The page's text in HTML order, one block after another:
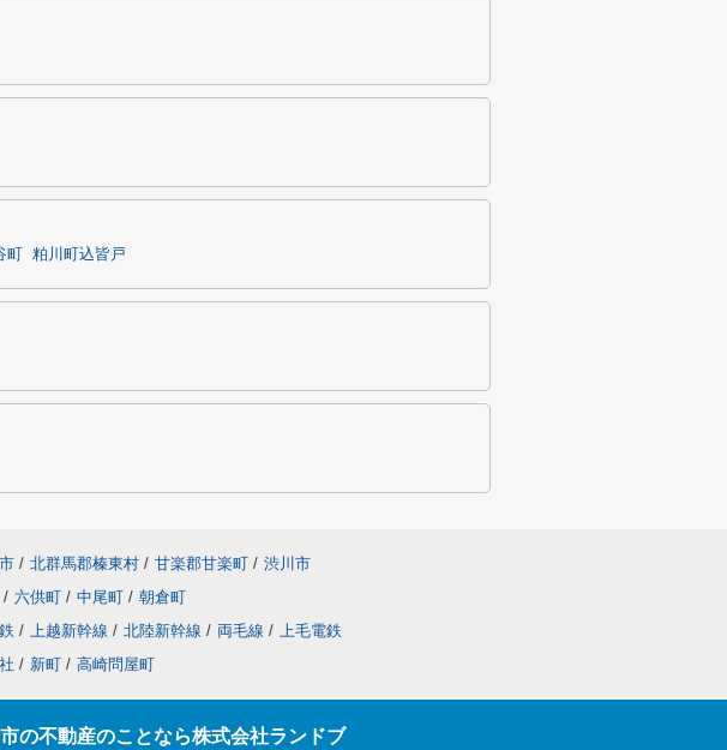
粕川町込皆戸
/ 北群馬郡榛東村 / 甘楽郡甘楽町 / 渋川市
/ 六供町 / 中尾町 / 朝倉町
/ 上越新幹線 / 北陸新幹線 / 両毛線 / 上毛電鉄
/ 新町 / 高崎問屋町
の不動産のことなら株式会社ランドブ